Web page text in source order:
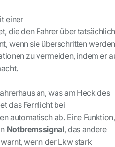
einer
die den Fahrer über
wenn sie überschritten
zu vermeiden, indem er
an, was am Heck des
das Fernlicht bei
automatisch ab. Eine Funktion,
Notbremssignal, das andere
wenn der Lkw stark